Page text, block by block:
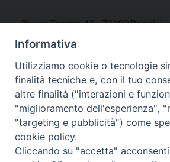
Piazza Duomo, 12 - 72100 Brindisi
Tel 0831.521958
Fax 0831.528315
Orari Curia
Mar. / Mer. / Giov. ore 9 - 13
nei mesi estivi solo Martedì ore 9 - 13
Informativa
Utilizziamo cookie o tecnologie
finalità tecniche e, con il tuo
altre finalità ("interazioni e
"miglioramento dell'esperienza",
"targeting e pubblicità") come
cookie policy.
Cliccando su "accetta"